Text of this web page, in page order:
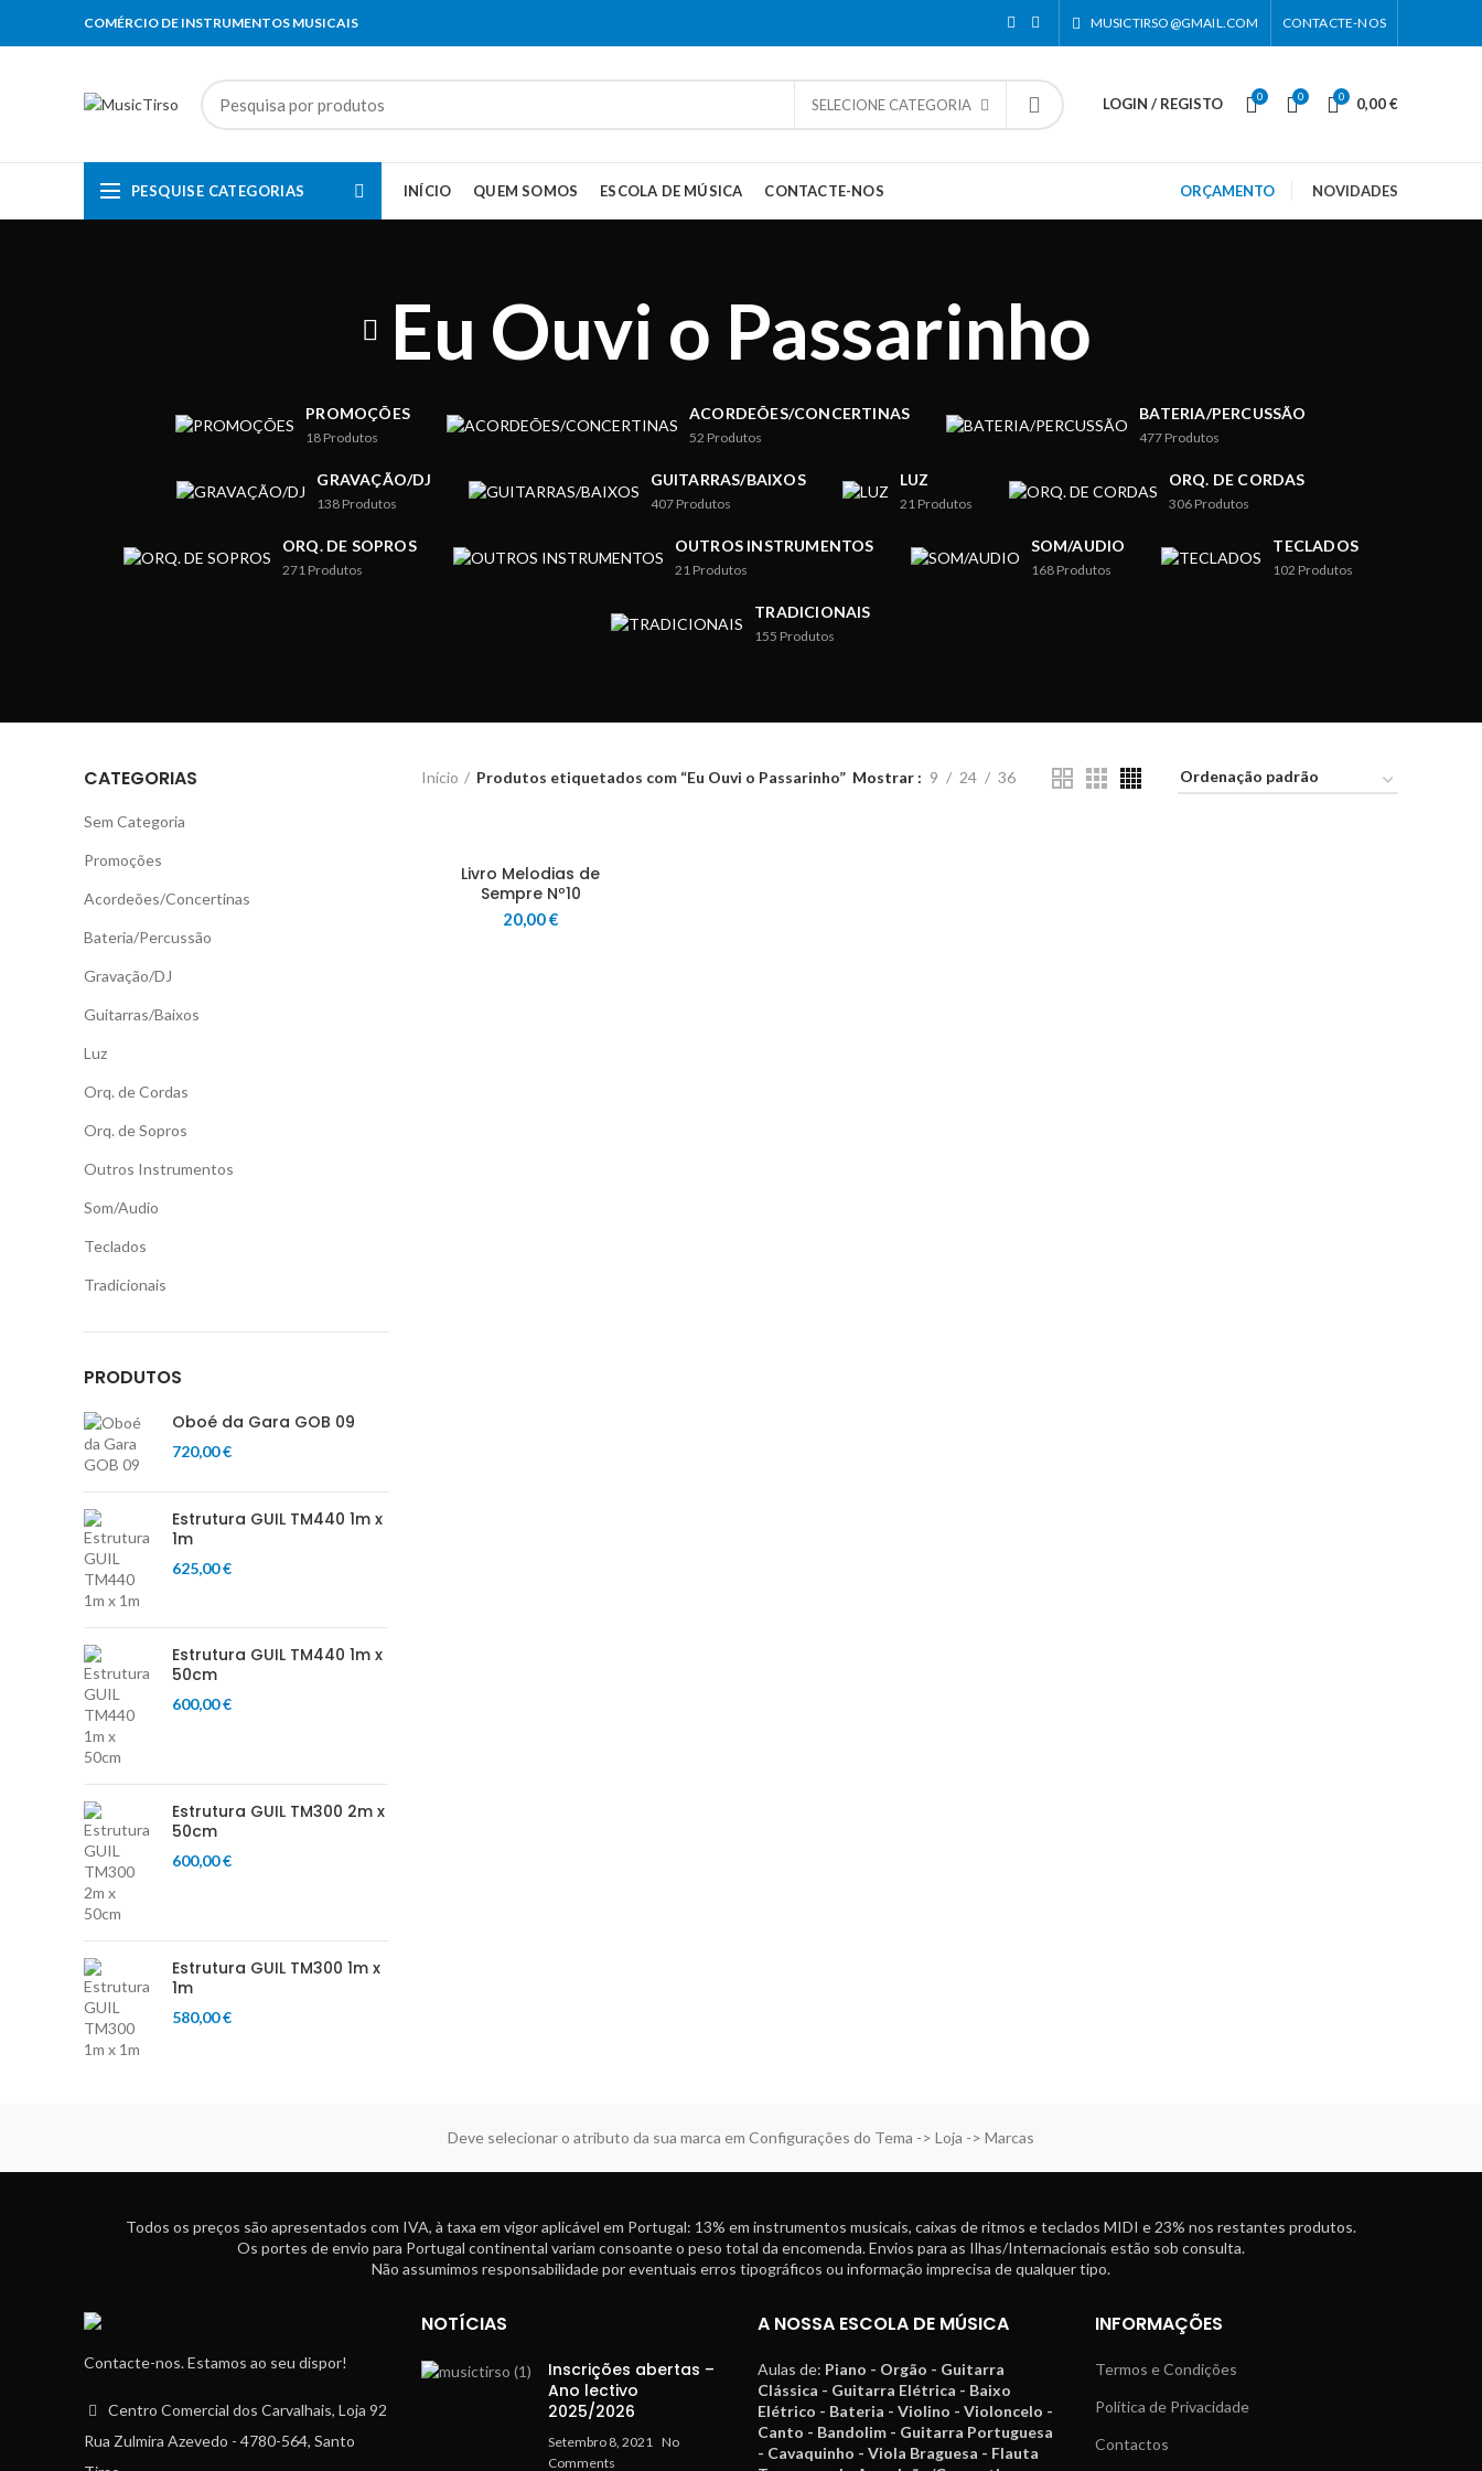
COMÉRCIO DE INSTRUMENTOS MUSICAIS MUSICTIRSO@GMAIL.COM CONTACTE-NOS
SELECIONE CATEGORIA LOGIN / REGISTO 0 0 0 0,00€
PESQUISE CATEGORIAS INÍCIO QUEM SOMOS ESCOLA DE MÚSICA CONTACTE-NOS ORÇAMENTO NOVIDADES
Eu Ouvi o Passarinho
PROMOÇÕES
18 Produtos
ACORDEÕES/CONCERTINAS
52 Produtos
BATERIA/PERCUSSÃO
477 Produtos
GRAVAÇÃO/DJ
138 Produtos
GUITARRAS/BAIXOS
407 Produtos
LUZ
21 Produtos
ORQ. DE CORDAS
306 Produtos
ORQ. DE SOPROS
271 Produtos
OUTROS INSTRUMENTOS
21 Produtos
SOM/AUDIO
168 Produtos
TECLADOS
102 Produtos
TRADICIONAIS
155 Produtos
CATEGORIAS
Sem Categoria
Promoções
Acordeões/Concertinas
Bateria/Percussão
Gravação/DJ
Guitarras/Baixos
Luz
Orq. de Cordas
Orq. de Sopros
Outros Instrumentos
Som/Audio
Teclados
Tradicionais
PRODUTOS
Oboé da Gara GOB 09
720,00€
Estrutura GUIL TM440 1m x
1m
625,00€
Estrutura GUIL TM440 1m x
50cm
600,00€
Estrutura GUIL TM300 2m x
50cm
600,00€
Estrutura GUIL TM300 1m x
1m
580,00€
Início Produtos etiquetados com “Eu Ouvi o Passarinho” Mostrar 9 24 36
Livro Melodias de
Sempre Nº10
20,00€
Deve selecionar o atributo da sua marca em Configurações do Tema -> Loja -> Marcas
Todos os preços são apresentados com IVA, à taxa em vigor aplicável em Portugal: 13% em instrumentos musicais, caixas de ritmos e teclados MIDI e 23% nos restantes produtos.
Os portes de envio para Portugal continental variam consoante o peso total da encomenda. Envios para as Ilhas/Internacionais estão sob consulta.
Não assumimos responsabilidade por eventuais erros tipográficos ou informação imprecisa de qualquer tipo.
Contacte-nos. Estamos ao seu dispor!
Centro Comercial dos Carvalhais, Loja 92
Rua Zulmira Azevedo - 4780-564, Santo
NOTÍCIAS
Inscrições abertas –
Ano lectivo
2025/2026
Setembro 8, 2021 No
Comments
A NOSSA ESCOLA DE MÚSICA
Aulas de: Piano - Orgão - Guitarra
Clássica - Guitarra Elétrica - Baixo
Elétrico - Bateria - Violino - Violoncelo -
Canto - Bandolim - Guitarra Portuguesa
- Cavaquinho - Viola Braguesa - Flauta
INFORMAÇÕES
Termos e Condições
Política de Privacidade
Contactos